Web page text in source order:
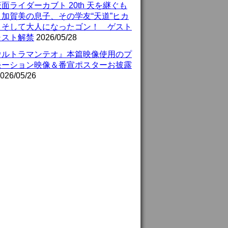
面ライダーカブト 20th 天を継ぐも
賀美の息子、その学友“天道”ヒカ
そして大人になったゴン！ ゲスト
スト解禁 2026/05/28
ルトラマンテオ』本篇映像使用のプ
ーション映像＆番宣ポスターお披露
05/26